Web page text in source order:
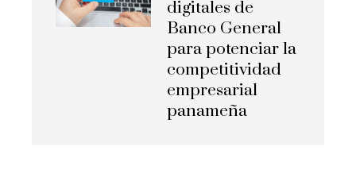
digitales de
Banco General
para potenciar la
competitividad
empresarial
panameña